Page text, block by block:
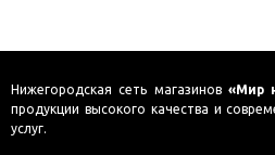
Нижегородская сеть магазинов «Мир
продукции высокого качества и
услуг.